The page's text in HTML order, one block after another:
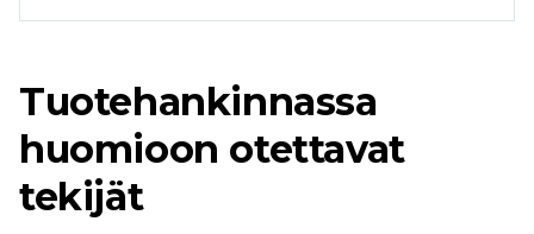
Tuotehankinnassa
huomioon otettavat
tekijät